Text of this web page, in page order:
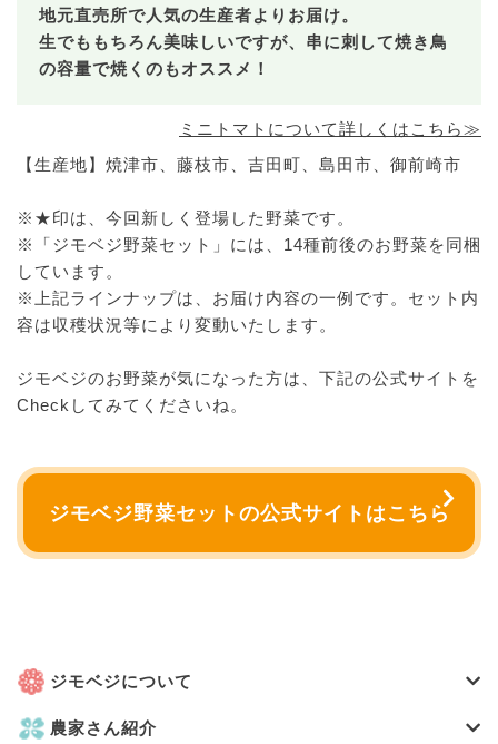
地元直売所で人気の生産者よりお届け。
生でももちろん美味しいですが、串に刺して焼き鳥
の容量で焼くのもオススメ！
ミニトマトについて詳しくはこちら≫
【生産地】焼津市、藤枝市、吉田町、島田市、御前崎市
※★印は、今回新しく登場した野菜です。
※「ジモベジ野菜セット」には、14種前後のお野菜を同梱
しています。
※上記ラインナップは、お届け内容の一例です。セット内
容は収穫状況等により変動いたします。
ジモベジのお野菜が気になった方は、下記の公式サイトを
Checkしてみてくださいね。
ジモベジ野菜セットの公式サイトはこちら
ジモベジについて
農家さん紹介